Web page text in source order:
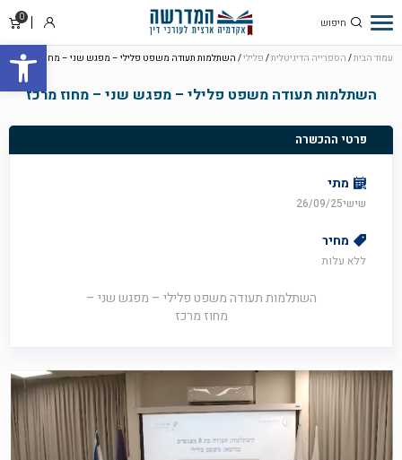
פתח
0
סל
התחבר
עמוד הבית/ הספרייה הדיגיטלית/ פלילי/ השתלמות תעודה משפט פלילי – מפגש שני – מחוז מרכז
השתלמות תעודה משפט פלילי – מפגש שני – מחוז מרכז
פרטי ההכשרה
מתי
שישי26/09/25
מחיר
ללא עלות
השתלמות תעודה משפט פלילי – מפגש שני –
מחוז מרכז